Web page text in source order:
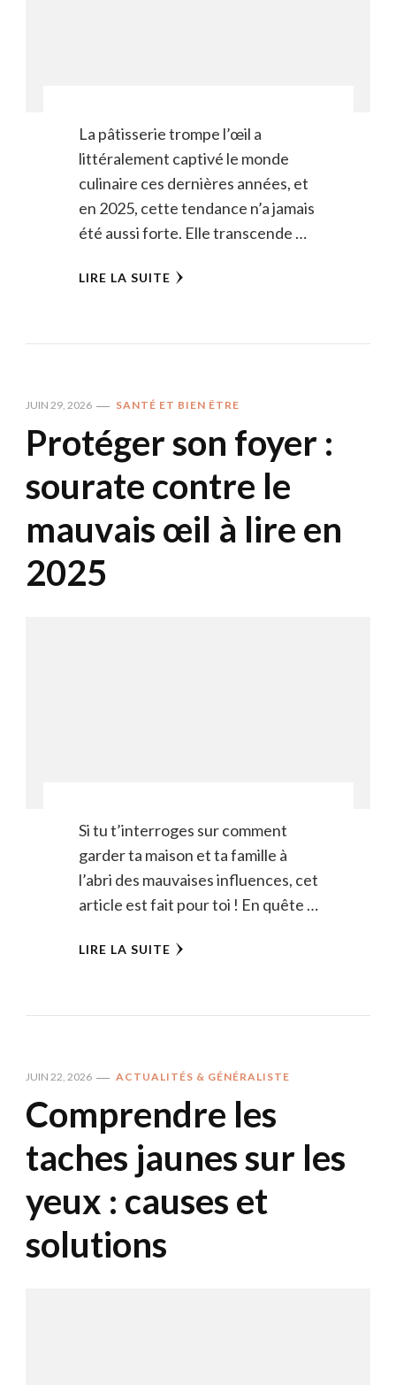
La pâtisserie trompe l’œil a
littéralement captivé le monde
culinaire ces dernières années, et
en 2025, cette tendance n’a jamais
été aussi forte. Elle transcende …
LIRE LA SUITE
JUIN 29, 2026 SANTÉ ET BIEN ÊTRE
Protéger son foyer :
sourate contre le
mauvais œil à lire en
2025
Si tu t’interroges sur comment
garder ta maison et ta famille à
l’abri des mauvaises influences, cet
article est fait pour toi ! En quête …
LIRE LA SUITE
JUIN 22, 2026 ACTUALITÉS & GÉNÉRALISTE
Comprendre les
taches jaunes sur les
yeux : causes et
solutions